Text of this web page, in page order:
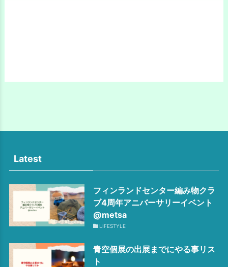
Latest
フィンランドセンター編み物クラ
ブ4周年アニバーサリーイベント
@metsa
LIFESTYLE
青空個展の出展までにやる事リス
ト